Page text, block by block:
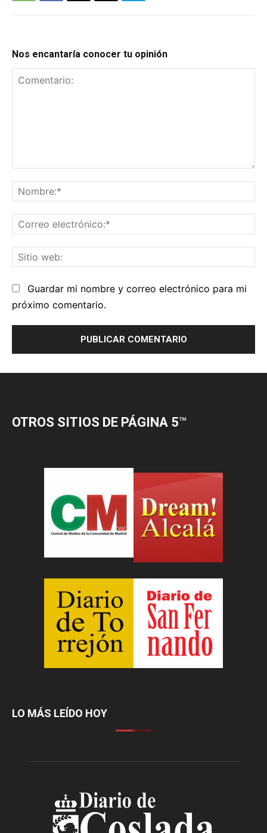
OTROS SITIOS DE PÁGINA 5™
LO MÁS LEÍDO HOY